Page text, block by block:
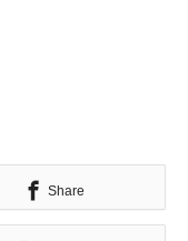
Share